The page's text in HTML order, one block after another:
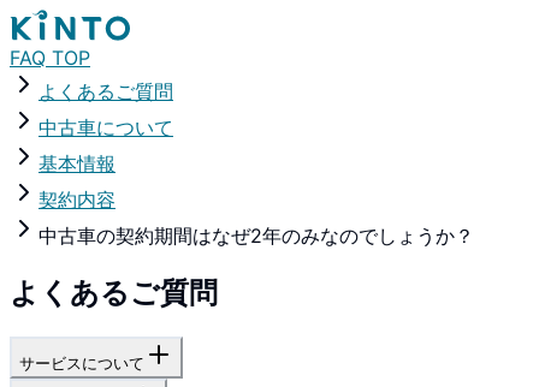
FAQ TOP
よくあるご質問
中古車について
基本情報
契約内容
中古車の契約期間はなぜ2年のみなのでしょうか？
よくあるご質問
サービスについて